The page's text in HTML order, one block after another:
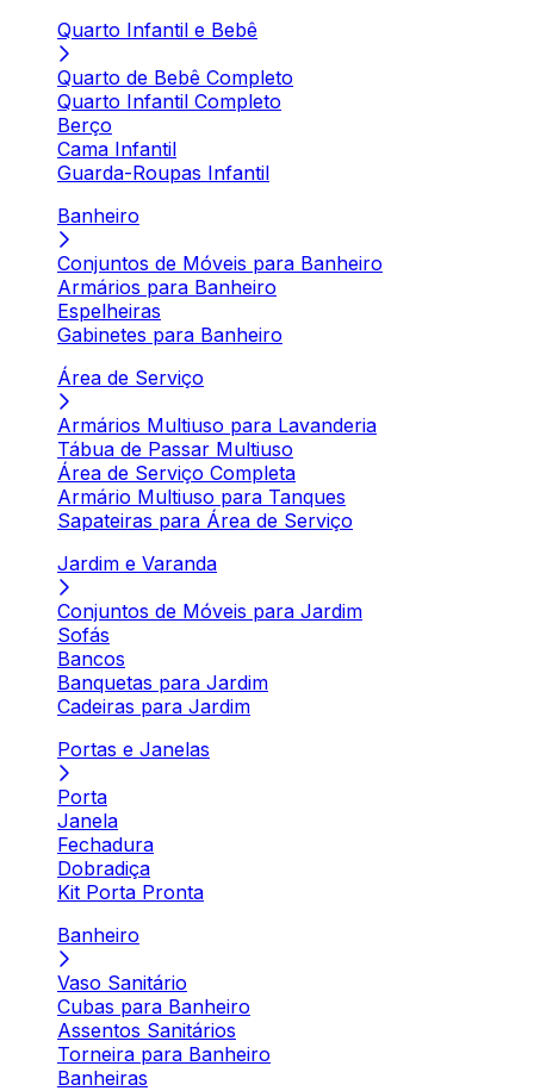
Quarto Infantil e Bebê
Quarto de Bebê Completo
Quarto Infantil Completo
Berço
Cama Infantil
Guarda-Roupas Infantil
Banheiro
Conjuntos de Móveis para Banheiro
Armários para Banheiro
Espelheiras
Gabinetes para Banheiro
Área de Serviço
Armários Multiuso para Lavanderia
Tábua de Passar Multiuso
Área de Serviço Completa
Armário Multiuso para Tanques
Sapateiras para Área de Serviço
Jardim e Varanda
Conjuntos de Móveis para Jardim
Sofás
Bancos
Banquetas para Jardim
Cadeiras para Jardim
Portas e Janelas
Porta
Janela
Fechadura
Dobradiça
Kit Porta Pronta
Banheiro
Vaso Sanitário
Cubas para Banheiro
Assentos Sanitários
Torneira para Banheiro
Banheiras